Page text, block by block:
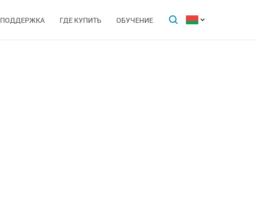
ПОДДЕРЖКА ГДЕ КУПИТЬ ОБУЧЕНИЕ